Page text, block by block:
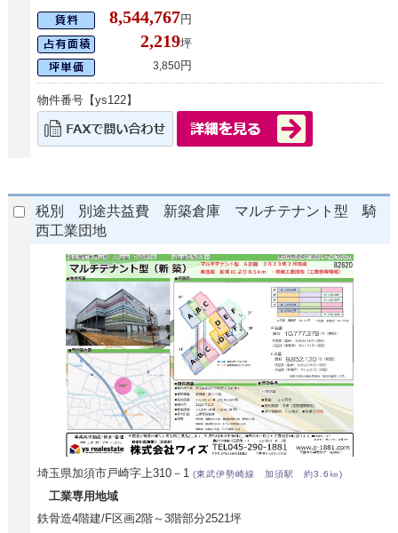
8,544,767円
2,219坪
3,850円
物件番号【ys122】
税別 別途共益費 新築倉庫 マルチテナント型 騎
西工業団地
埼玉県加須市戸崎字上310－1(東武伊勢崎線 加須駅 約3.6㎞)
工業専用地域
鉄骨造4階建/F区画2階～3階部分2521坪